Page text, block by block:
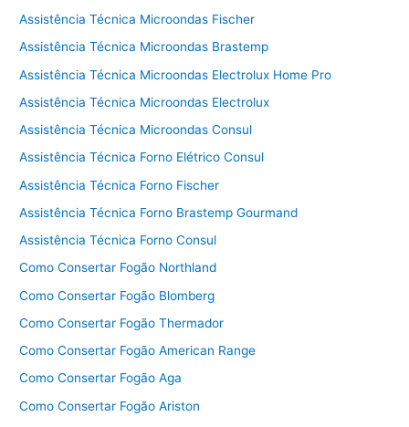
Assistência Técnica Microondas Fischer
Assistência Técnica Microondas Brastemp
Assistência Técnica Microondas Electrolux Home Pro
Assistência Técnica Microondas Electrolux
Assistência Técnica Microondas Consul
Assistência Técnica Forno Elétrico Consul
Assistência Técnica Forno Fischer
Assistência Técnica Forno Brastemp Gourmand
Assistência Técnica Forno Consul
Como Consertar Fogão Northland
Como Consertar Fogão Blomberg
Como Consertar Fogão Thermador
Como Consertar Fogão American Range
Como Consertar Fogão Aga
Como Consertar Fogão Ariston